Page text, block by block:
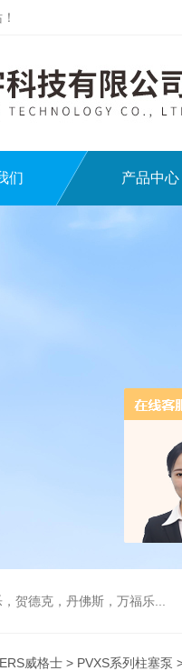
们 产品中心
贺德克，丹佛斯，万福乐...
威格士 > PVXS系列柱塞泵